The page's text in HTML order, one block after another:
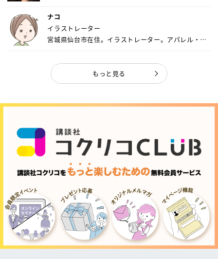
ナコ
イラストレーター
宮城県仙台市在住。イラストレーター。アパレル・キ
もっと見る